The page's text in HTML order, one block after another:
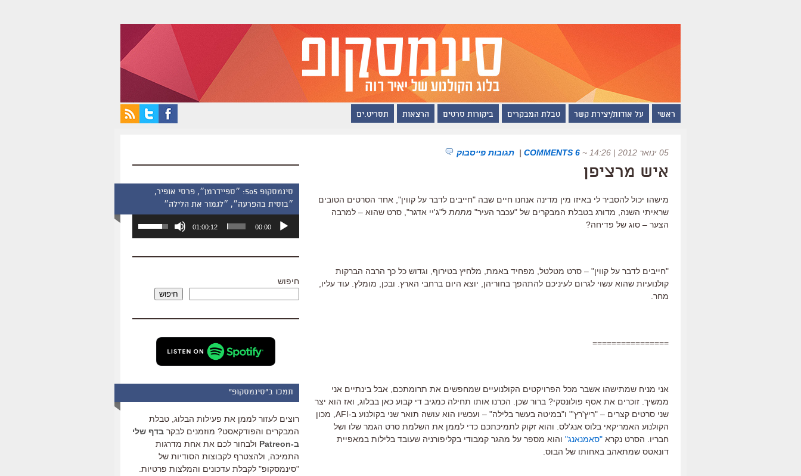
ראשי על אודות/יצירת קשר טבלת המבקרים ביקורות סרטים הרצאות תסריט.ים
05 ינואר 2012 | 14:26 ~
6 COMMENTS
| תגובות פייסבוק
איש מרציפן
מישהו יכול להסביר לי באיזו מין מדינה אנחנו חיים שבה "חייבים לדבר על קווין", אחד הסרטים הטובים
שראיתי השנה, מדורג בטבלת המבקרים של "עכבר העיר" מתחת ל"ג'יי אדגר", סרט שהוא – למרבה
הצער – סוג של פדיחה?
"חייבים לדבר על קווין" – סרט מטלטל, מפחיד באמת, מלחיץ בטירוף, וגדוש כל כך הרבה הברקות
קולנועיות שהוא עשוי לגרום לעיניכם להתהפך בחוריהן, יוצא היום ברחבי הארץ. ובכן, מומלץ. עוד עליו,
מחר.
================
אני מניח שמתישהו אשבר מכל הפרויקטים הקולנועיים שמחפשים את תרומתכם, אבל בינתיים אני
ממשיך. זוכרים את אסף פולונסקי? ברור שכן. הכרנו אותו תחילה כמגיב די קבוע כאן בבלוג, ואז הוא יצר
שני סרטים קצרים – "ריץ'רץ'" ו"במיטה בעשר בלילה" – ועכשיו הוא עושה תואר שני בקולנוע ב-AFI, מכון
הקולנוע האמריקאי בלוס אנג'לס. והוא זקוק לתמיכתכם כדי לממן את השלמת סרט הגמר שלו ושל
חבריו. הסרט נקרא "סאמנאנג" והוא מספר על מהגר קמבודי בקליפורניה שעובד בלילות במאפיית
דונאטס שמתאהב באחותו של הבוס.
סינמסקופ 505: ״ספיידרמן״, פרסי אופיר,
״בוסית בהפרעה״, ״לגמור את הלילה״
אודיו
00:00
01:00:12
השתמש
כדי
שמע.
חיפוש
חיפוש
תמכו ב"סינמסקופ"
רוצים לעזור לממן את פעילות הבלוג, טבלת
המבקרים והפודקאסט? מוזמנים לבקר בדף שלי
ב-Patreon
ולבחור לכם את אחת מדרגות
התמיכה, ולהצטרף לקבוצות הסודיות של
"סינמסקופ" לקבלת עדכונים והמלצות פרטיות.